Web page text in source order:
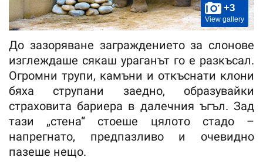
+3
View gallery
До зазоряване заграждението за слонове
изглеждаше сякаш ураганът го е разкъсал.
Огромни трупи, камъни и откъснати клони
бяха струпани заедно, образувайки
страховита бариера в далечния ъгъл. Зад
тази „стена“ стоеше цялото стадо –
напрегнато, предпазливо и очевидно
пазеше нещо.